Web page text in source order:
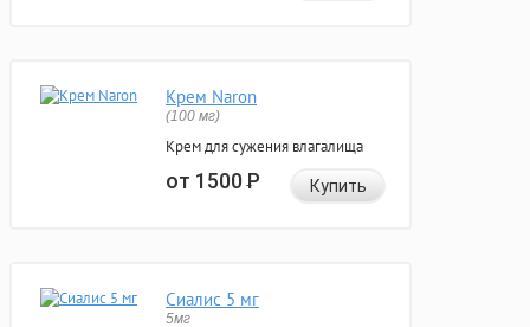
Крем Naron
(100 мг)
Крем для сужения влагалища
от 1500Р Купить
Сиалис 5 мг
5мг